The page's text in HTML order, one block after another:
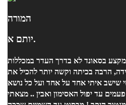
ליצירת שיר חדש ומגניב לגמרי מאפס!
היוטיוב שלי "Stopkey Jr" וללחוץ על הסרטון בשם "All Alone" או
אופיר ושם לראות את השירים הכי חדשים שלו! אבל זה לא הכל, לא
שיר מקצועי וחדש, הוא גם ילמד אתכם
ולהוציא את שמכם לקהל הגדול של
ממליץ על אופיר בחום אם אתם רוצים להתחיל
המורה
יותם א.
בסאונד לא בדרך העדר במכללות
הרבה בכיתה וקשה יותר להכיל את
שישב איתי אחד על אחד ועל כל נושא
שיש אפשר לחזור עליו מספר פעמים עד יפול האסימון ואבין .. מצאתי